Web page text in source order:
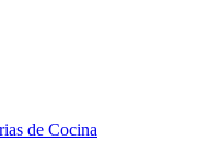
de Cocina